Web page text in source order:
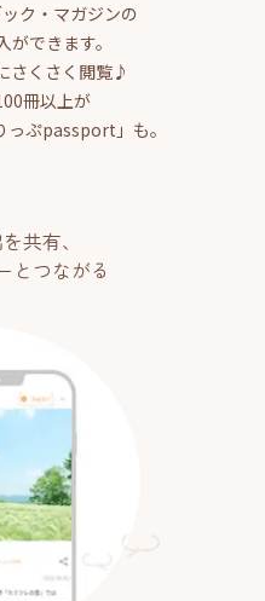
ク・マガジンの
できます。
さくさく閲覧♪
冊以上が
ぷpassport」も。
共有、
とつながる